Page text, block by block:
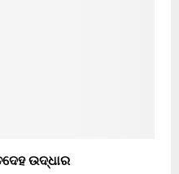
ଉଦ୍ଧାର